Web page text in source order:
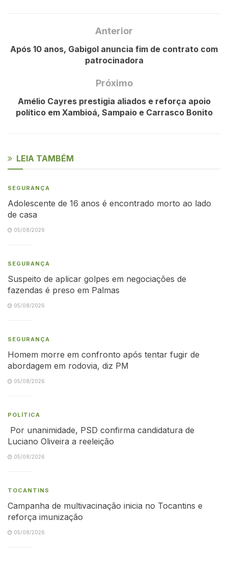
Anterior
Após 10 anos, Gabigol anuncia fim de contrato com
patrocinadora
Próximo
Amélio Cayres prestigia aliados e reforça apoio
político em Xambioá, Sampaio e Carrasco Bonito
LEIA TAMBÉM
SEGURANÇA
Adolescente de 16 anos é encontrado morto ao lado
de casa
05/08/2026
SEGURANÇA
Suspeito de aplicar golpes em negociações de
fazendas é preso em Palmas
05/08/2026
SEGURANÇA
Homem morre em confronto após tentar fugir de
abordagem em rodovia, diz PM
05/08/2026
POLÍTICA
Por unanimidade, PSD confirma candidatura de
Luciano Oliveira a reeleição
05/08/2026
TOCANTINS
Campanha de multivacinação inicia no Tocantins e
reforça imunização
05/08/2026